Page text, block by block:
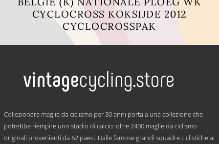
CYCLOCROSS KOKSIJDE 2012
CYCLOCROSSPAK
varianti.
opzioni
essere
nella
pagina
Collezionare maglie da ciclismo per 30 anni porta a una collezione che
potrebbe riempire uno stadio di calcio: oltre 2400 maglie da ciclismo
originali provenienti da 62 paesi. Dalle famose grandi squadre ciclistiche ai